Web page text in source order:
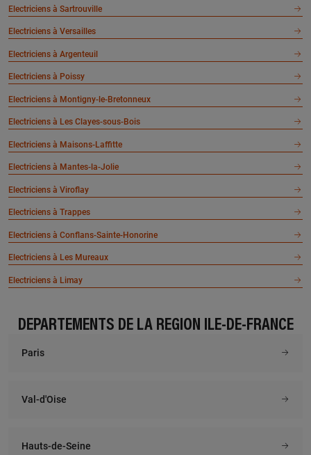
Electriciens à Sartrouville
Electriciens à Versailles
Electriciens à Argenteuil
Electriciens à Poissy
Electriciens à Montigny-le-Bretonneux
Electriciens à Les Clayes-sous-Bois
Electriciens à Maisons-Laffitte
Electriciens à Mantes-la-Jolie
Electriciens à Viroflay
Electriciens à Trappes
Electriciens à Conflans-Sainte-Honorine
Electriciens à Les Mureaux
Electriciens à Limay
DÉPARTEMENTS DE LA RÉGION ÎLE-DE-FRANCE
Paris
Val-d'Oise
Hauts-de-Seine